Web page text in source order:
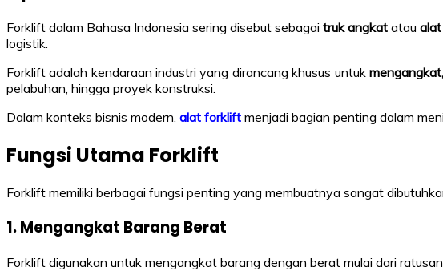
Forklift dalam Bahasa Indonesia sering disebut sebagai truk angkat atau
logistik.
Forklift adalah kendaraan industri yang dirancang khusus untuk
pelabuhan, hingga proyek konstruksi.
Dalam konteks bisnis modern, alat forklift menjadi bagian penting dalam
Fungsi Utama Forklift
Forklift memiliki berbagai fungsi penting yang membuatnya sangat
1. Mengangkat Barang Berat
Forklift digunakan untuk mengangkat barang dengan berat mulai dari